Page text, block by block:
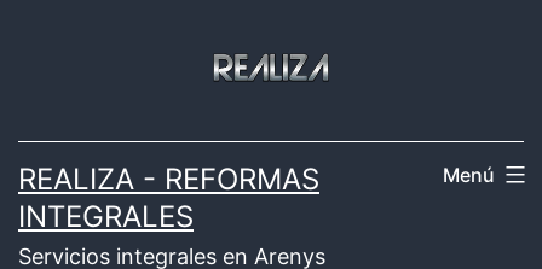
REALIZA - REFORMAS
INTEGRALES
Servicios integrales en Arenys
Menú